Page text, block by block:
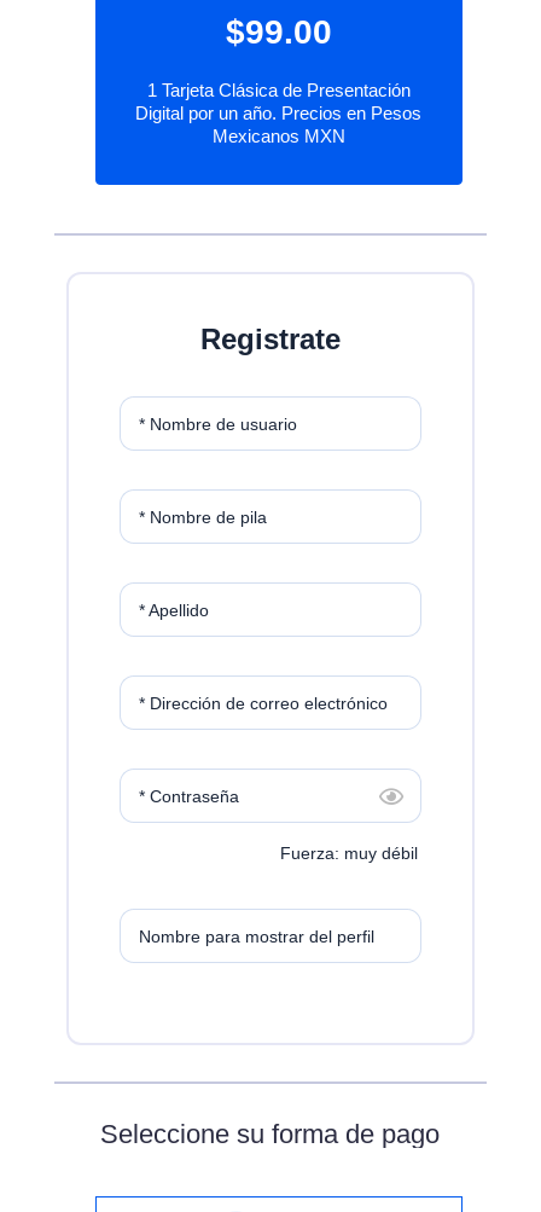
$99.00
1 Tarjeta Clásica de Presentación
Digital por un año. Precios en Pesos
Mexicanos MXN
Registrate
* Nombre de usuario
* Nombre de pila
* Apellido
* Dirección de correo electrónico
* Contraseña
Fuerza: muy débil
Nombre para mostrar del perfil
Seleccione su forma de pago